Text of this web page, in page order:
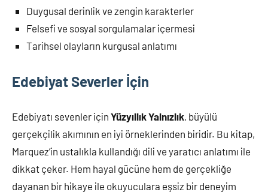
Duygusal derinlik ve zengin karakterler
Felsefi ve sosyal sorgulamalar içermesi
Tarihsel olayların kurgusal anlatımı
Edebiyat Severler İçin
Edebiyatı sevenler için Yüzyıllık Yalnızlık, büyülü
gerçekçilik akımının en iyi örneklerinden biridir. Bu kitap,
Marquez’in ustalıkla kullandığı dili ve yaratıcı anlatımı ile
dikkat çeker. Hem hayal gücüne hem de gerçekliğe
dayanan bir hikaye ile okuyuculara eşsiz bir deneyim